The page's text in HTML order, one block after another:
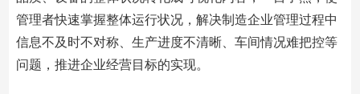
管理者快速掌握整体运行状况，解决制造企业管理过程中
信息不及时不对称、生产进度不清晰、车间情况难把控等
问题，推进企业经营目标的实现。